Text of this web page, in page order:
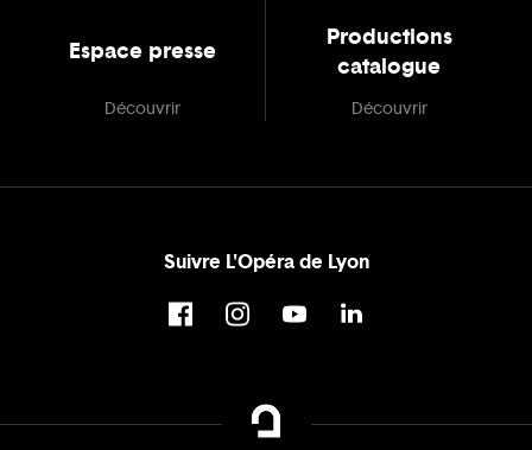
Espace presse
Découvrir
Productions
catalogue
Découvrir
Suivre L'Opéra de Lyon